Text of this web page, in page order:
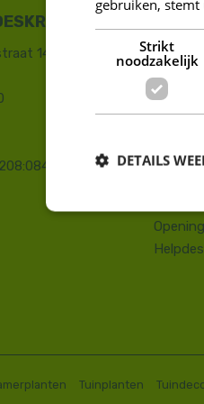
14
8660
+32
Tuinplanten
gebruiken,
Strikt
noodzakelijk
DETAILS